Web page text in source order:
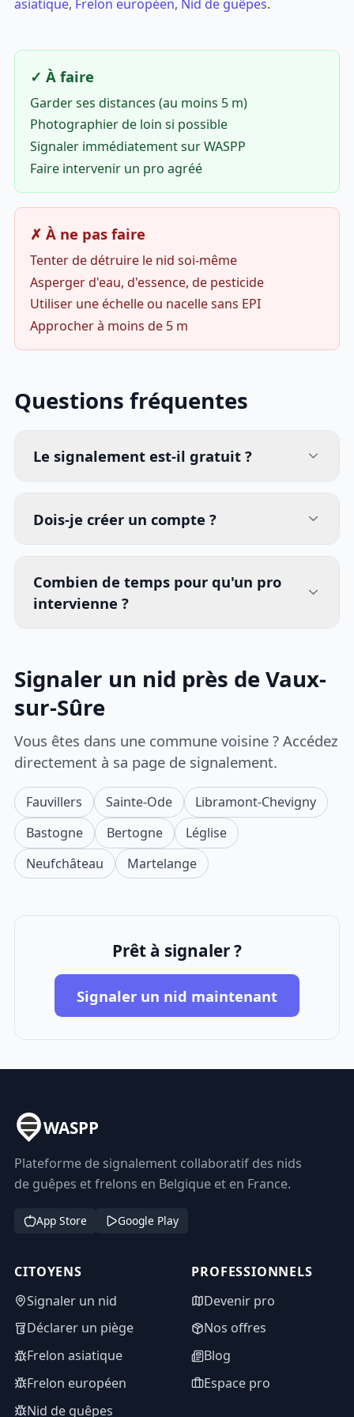
asiatique, Frelon européen, Nid de guêpes.
✓ À faire
Garder ses distances (au moins 5 m)
Photographier de loin si possible
Signaler immédiatement sur WASPP
Faire intervenir un pro agréé
✗ À ne pas faire
Tenter de détruire le nid soi-même
Asperger d'eau, d'essence, de pesticide
Utiliser une échelle ou nacelle sans EPI
Approcher à moins de 5 m
Questions fréquentes
Le signalement est-il gratuit ?
Dois-je créer un compte ?
Combien de temps pour qu'un pro
intervienne ?
Signaler un nid près de Vaux-
sur-Sûre
Vous êtes dans une commune voisine ? Accédez
directement à sa page de signalement.
Fauvillers Sainte-Ode
Libramont-Chevigny
Bastogne
Bertogne
Léglise
Neufchâteau
Martelange
Prêt à signaler ?
Signaler un nid maintenant
WASPP
Plateforme de signalement collaboratif des nids
de guêpes et frelons en Belgique et en France.
App Store Google Play
CITOYENS
Signaler un nid
Déclarer un piège
Frelon asiatique
Frelon européen
Nid de guêpes
PROFESSIONNELS
Devenir pro
Nos offres
Blog
Espace pro